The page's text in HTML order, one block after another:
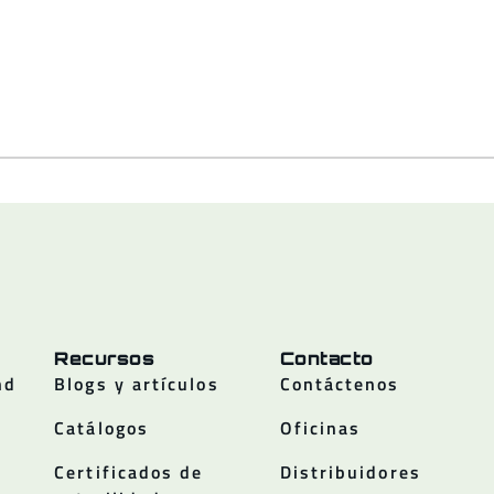
Recursos
Blogs y artículos
Catálogos
Certificados de
Contacto
Contáctenos
Oficinas
Distribuidores